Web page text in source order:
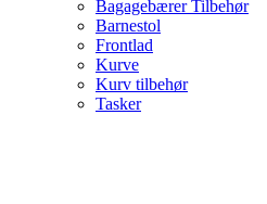
Bagagebærer Tilbehør
Barnestol
Frontlad
Kurve
Kurv tilbehør
Tasker